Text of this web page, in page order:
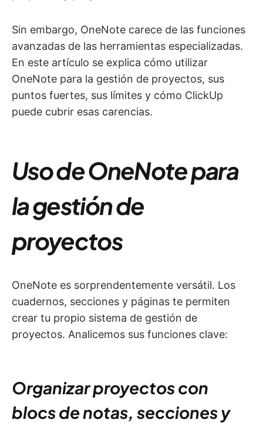
Sin embargo, OneNote carece de las funciones
avanzadas de las herramientas especializadas.
En este artículo se explica cómo utilizar
OneNote para la gestión de proyectos, sus
puntos fuertes, sus límites y cómo ClickUp
puede cubrir esas carencias.
Uso de OneNote para
la gestión de
proyectos
OneNote es sorprendentemente versátil. Los
cuadernos, secciones y páginas te permiten
crear tu propio sistema de gestión de
proyectos. Analicemos sus funciones clave:
Organizar proyectos con
blocs de notas, secciones y